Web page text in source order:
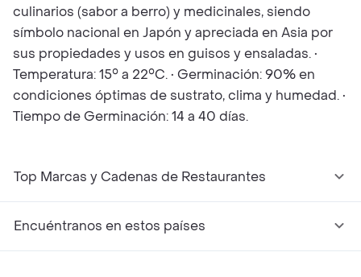
culinarios (sabor a berro) y medicinales, siendo
símbolo nacional en Japón y apreciada en Asia por
sus propiedades y usos en guisos y ensaladas. •
Temperatura: 15° a 22°C. • Germinación: 90% en
condiciones óptimas de sustrato, clima y humedad. •
Tiempo de Germinación: 14 a 40 días.
Top Marcas y Cadenas de Restaurantes
Encuéntranos en estos países